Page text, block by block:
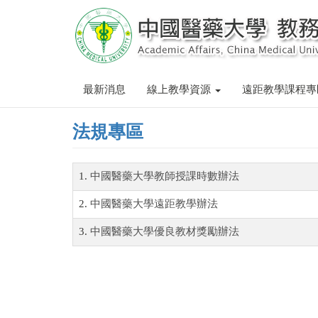
最新消息 線上教學資源 遠距教學課程
法規專區
1. 中國醫藥大學教師授課時數辦法
2. 中國醫藥大學遠距教學辦法
3. 中國醫藥大學優良教材獎勵辦法